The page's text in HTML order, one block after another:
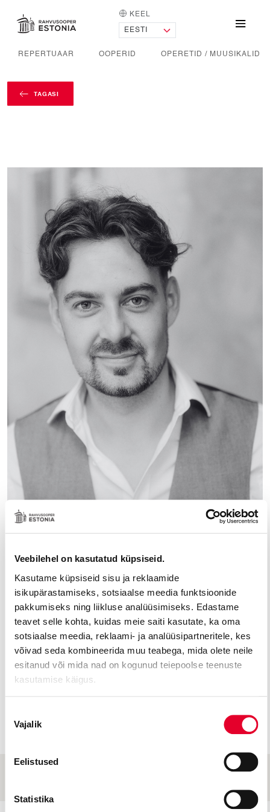
Veebilehel on kasutatud küpsiseid.
Kasutame küpsiseid sisu ja reklaamide
isikupärastamiseks, sotsiaalse meedia funktsioonide
pakkumiseks ning liikluse analüüsimiseks. Edastame
teavet selle kohta, kuidas meie saiti kasutate, ka oma
sotsiaalse meedia, reklaami- ja analüüsipartneritele, kes
võivad seda kombineerida muu teabega, mida olete neile
esitanud või mida nad on kogunud teiepoolse teenuste
kasutamise käigus.
valik
Vajalik
Eelistused
Statistika
AVALEHT KEEL
REPERTUAAR OOPERID OPERETID / MUUSIKALID
TAGASI
ORPHEUS PÕRGUS
Jakob Tomson
Bariton